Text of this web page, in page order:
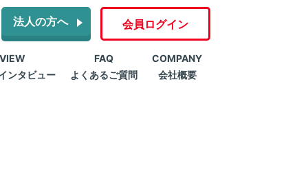
法人の方へ 会員ログイン
ンタビュー
FAQ
よくあるご質問
COMPANY
会社概要